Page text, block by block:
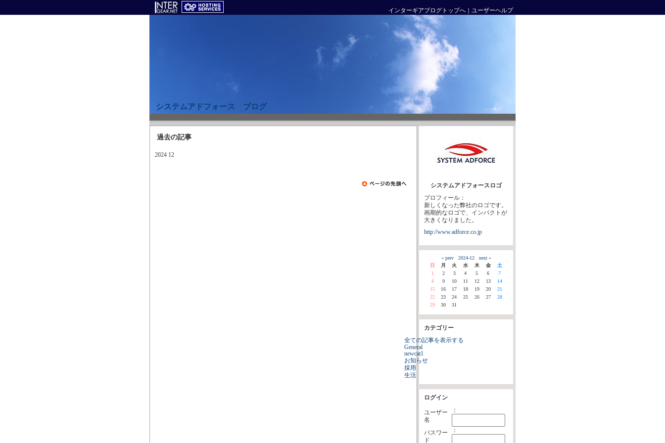
インターギアブログトップへ ユーザーヘルプ
システムアドフォース ブログ
過去の記事
2024 12
システムアドフォースロゴ
プロフィール：
新しくなった弊社のロゴです。
画期的なロゴで、インパクトが
大きくなりました。
http://www.adforce.co.jp
« prev 2024-12
next »
日
月 火 水 木 金
土
1
2 3 4 5 6
7
8
9 10 11 12 13
14
15
16 17 18 19 20
21
22
23 24 25 26 27
28
29
30 31
カテゴリー
全ての記事を表示する
General
newcat1
お知らせ
採用
生活
ログイン
ユーザー
名
：
パスワー
ド
：